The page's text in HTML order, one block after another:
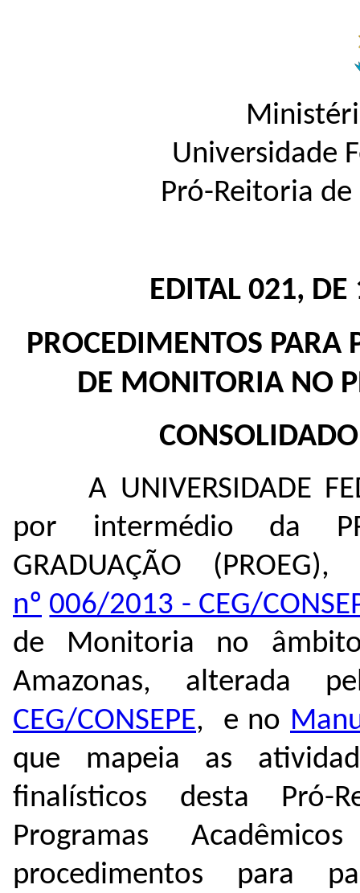
Universidade
Pró-Reitoria de
EDITAL 021,
PROCEDIMENTOS PARA
DE MONITORIA NO
A UNIVERSIDADE
por intermédio da
GRADUAÇÃO
nº 006/2013 - CEG/
de Monitoria no
Amazonas, alterada
CEG/CONSEPE, e no
que mapeia as
finalísticos desta Pró-
Programas
procedimentos para